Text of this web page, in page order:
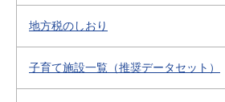
地方税のしおり
子育て施設一覧（推奨データセット）